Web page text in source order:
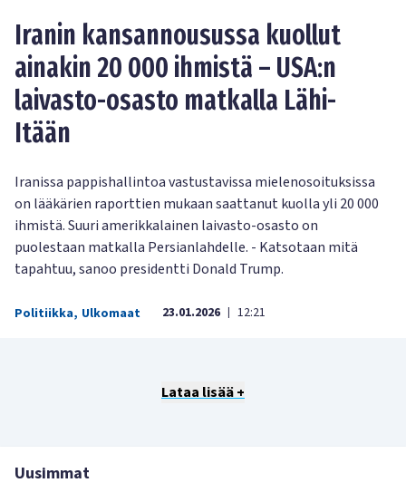
Iranin kansannousussa kuollut
ainakin 20 000 ihmistä – USA:n
laivasto-osasto matkalla Lähi-
Itään
Iranissa pappishallintoa vastustavissa mielenosoituksissa
on lääkärien raporttien mukaan saattanut kuolla yli 20 000
ihmistä. Suuri amerikkalainen laivasto-osasto on
puolestaan matkalla Persianlahdelle. - Katsotaan mitä
tapahtuu, sanoo presidentti Donald Trump.
Politiikka, Ulkomaat 23.01.2026 | 12:21
Lataa lisää +
Uusimmat